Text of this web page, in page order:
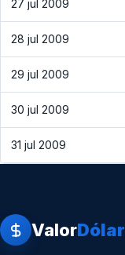
27 jul 2009
28 jul 2009
29 jul 2009
30 jul 2009
31 jul 2009
ValorDólar